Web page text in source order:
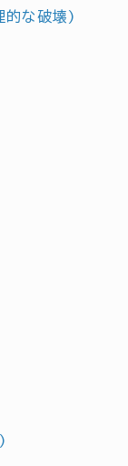
的な破壊)